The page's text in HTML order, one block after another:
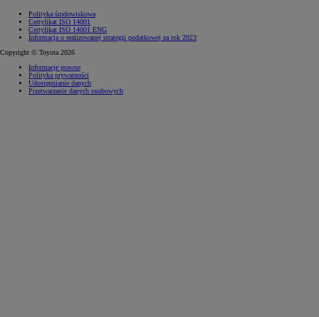
Polityka środowiskowa
Certyfikat ISO 14001
Certyfikat ISO 14001 ENG
Informacja o realizowanej strategii podatkowej za rok 2023
Copyright © Toyota 2026
Informacje prawne
Polityka prywatności
Udostępnianie danych
Przetwarzanie danych osobowych